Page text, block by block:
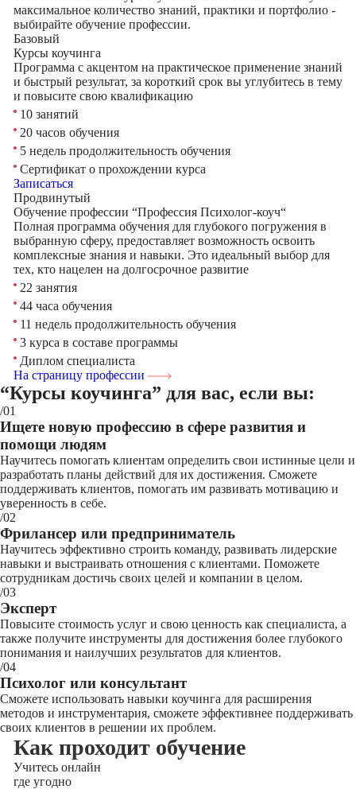
максимальное количество знаний, практики и портфолио -
выбирайте обучение профессии.
Базовый
Курсы коучинга
Программа с акцентом на практическое применение знаний
и быстрый результат, за короткий срок вы углубитесь в тему
и повысите свою квалификацию
10 занятий
20 часов обучения
5 недель продолжительность обучения
Сертификат о прохождении курса
Записаться
Продвинутый
Обучение профессии “Профессия Психолог-коуч“
Полная программа обучения для глубокого погружения в
выбранную сферу, предоставляет возможность освоить
комплексные знания и навыки. Это идеальный выбор для
тех, кто нацелен на долгосрочное развитие
22 занятия
44 часа обучения
11 недель продолжительность обучения
3 курса в составе программы
Диплом специалиста
На страницу профессии
“Курсы коучинга” для вас, если вы:
/01
Ищете новую профессию в сфере развития и
помощи людям
Научитесь помогать клиентам определить свои истинные цели и
разработать планы действий для их достижения. Сможете
поддерживать клиентов, помогать им развивать мотивацию и
уверенность в себе.
/02
Фрилансер или предприниматель
Научитесь эффективно строить команду, развивать лидерские
навыки и выстраивать отношения с клиентами. Поможете
сотрудникам достичь своих целей и компании в целом.
/03
Эксперт
Повысите стоимость услуг и свою ценность как специалиста, а
также получите инструменты для достижения более глубокого
понимания и наилучших результатов для клиентов.
/04
Психолог или консультант
Сможете использовать навыки коучинга для расширения
методов и инструментария, сможете эффективнее поддерживать
своих клиентов в решении их проблем.
Как проходит обучение
Учитесь онлайн
где угодно